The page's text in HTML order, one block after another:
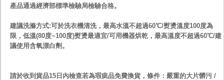
產品通過經濟部標準檢驗局檢驗合格。
建議洗滌方式:可於洗衣機清洗，最高水溫不超過60℃/熨燙溫度100度為
限，低溫(80度~100度)熨燙最適宜/可用機器烘乾，最高溫度不超過60℃/建
議使用含氧漂白劑。
請於收到貨品15日內檢查若為瑕疵品免費換貨，條件：嚴重的大片髒污 /